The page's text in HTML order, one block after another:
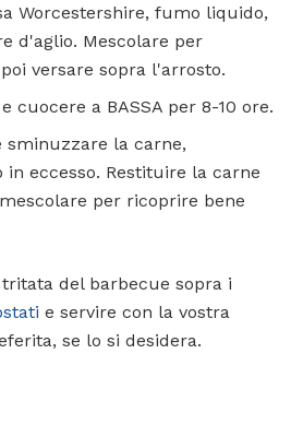
Worcestershire, fumo liquido,
d'aglio. Mescolare per
versare sopra l'arrosto.
cuocere a BASSA per 8-10 ore.
sminuzzare la carne,
in eccesso. Restituire la carne
per ricoprire bene
del barbecue sopra i
e servire con la vostra
se lo si desidera.